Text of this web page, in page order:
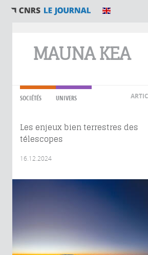
MAUNA KEA
SOCIÉTÉS UNIVERS
Les enjeux bien terrestres des
télescopes
16.12.2024